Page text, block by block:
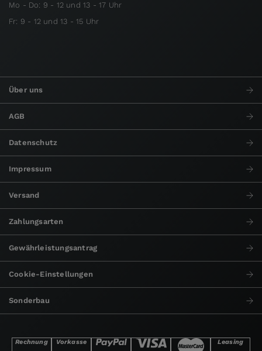
Mo - Do: 9 - 12 und 13 - 17 Uhr
Fr: 9 - 12 und 13 - 15 Uhr
Über uns
AGB
Datenschutz
Impressum
Versand
Zahlungsarten
Gewährleistungsantrag
Cookie-Einstellungen
Sonderbau
Rechnung Vorkasse Leasing